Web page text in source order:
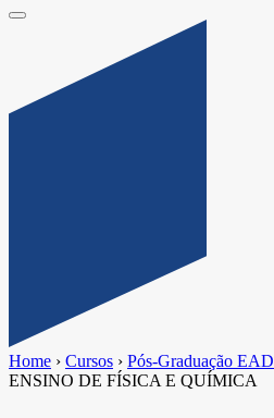
Home › Cursos › Pós-Graduação EAD
ENSINO DE FÍSICA E QUÍMICA